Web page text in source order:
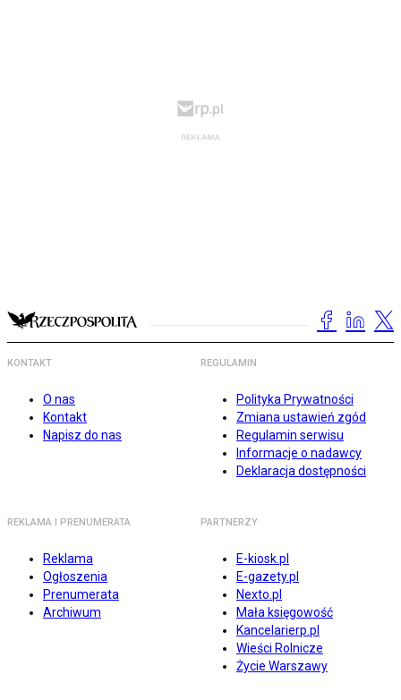
KONTAKT
O nas
Kontakt
Napisz do nas
REGULAMIN
Polityka Prywatności
Zmiana ustawień zgód
Regulamin serwisu
Informacje o nadawcy
Deklaracja dostępności
REKLAMA I PRENUMERATA
Reklama
Ogłoszenia
Prenumerata
Archiwum
PARTNERZY
E-kiosk.pl
E-gazety.pl
Nexto.pl
Mała księgowość
Kancelarierp.pl
Wieści Rolnicze
Życie Warszawy